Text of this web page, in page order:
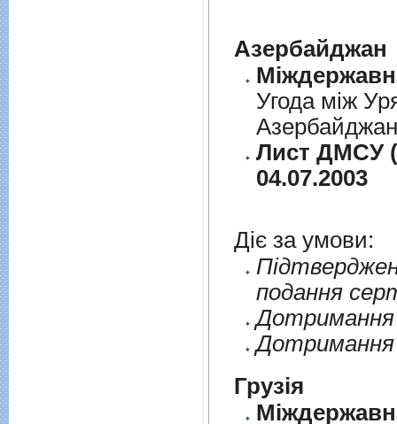
Азербайджан
Угода між
Лист ДМСУ
04.07.2003
Діє за умови:
подання
Дотримання
Дотримання
Грузія